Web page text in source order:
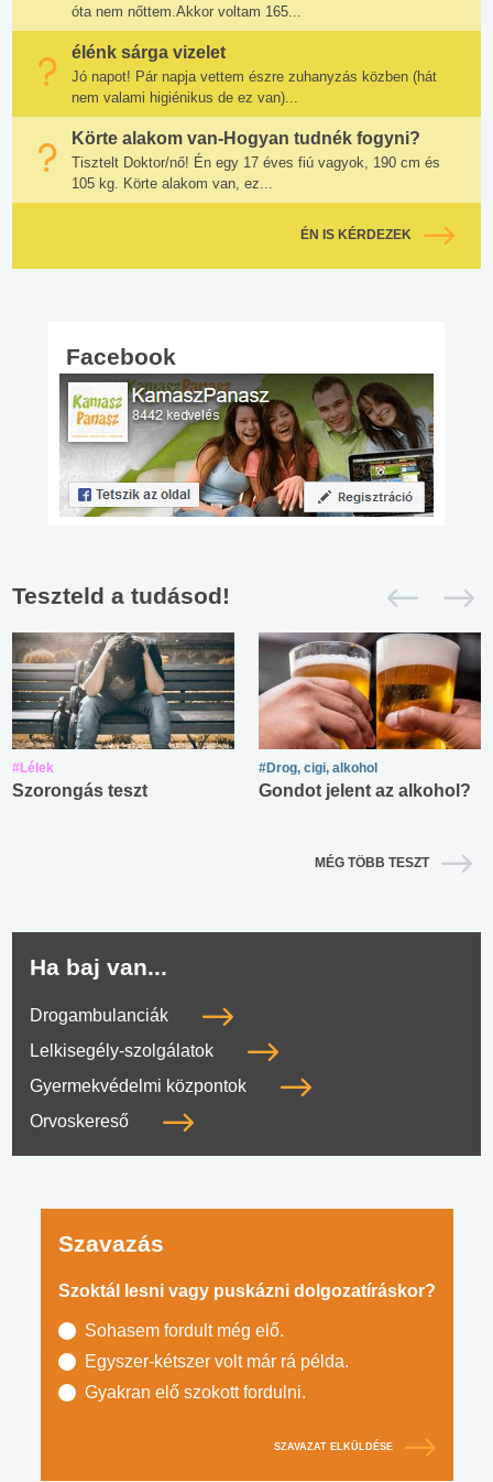
óta nem nőttem.Akkor voltam 165...
élénk sárga vizelet
Jó napot! Pár napja vettem észre zuhanyzás közben (hát
nem valami higiénikus de ez van)...
Körte alakom van-Hogyan tudnék fogyni?
Tisztelt Doktor/nő! Én egy 17 éves fiú vagyok, 190 cm és
105 kg. Körte alakom van, ez...
ÉN IS KÉRDEZEK
Facebook
Teszteld a tudásod!
#Lélek
Szorongás teszt
#Drog, cigi, alkohol
Gondot jelent az alkohol?
MÉG TÖBB TESZT
Ha baj van...
Drogambulanciák
Lelkisegély-szolgálatok
Gyermekvédelmi központok
Orvoskereső
Szavazás
Szoktál lesni vagy puskázni dolgozatíráskor?
Sohasem fordult még elő.
Egyszer-kétszer volt már rá példa.
Gyakran elő szokott fordulni.
SZAVAZAT ELKÜLDÉSE